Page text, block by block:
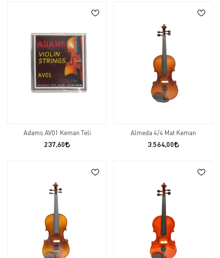
Adams AV01 Keman Teli
237,60
Almeda 4/4 Mat Keman
3.564,00